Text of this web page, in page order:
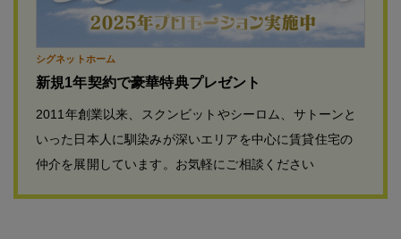
シグネットホーム
新規1年契約で豪華特典プレゼント
2011年創業以来、スクンビットやシーロム、サトーンと
いった日本人に馴染みが深いエリアを中心に賃貸住宅の
仲介を展開しています。お気軽にご相談ください